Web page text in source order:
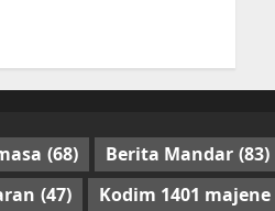
(68) Berita Mandar (83)
(47) Kodim 1401 majene